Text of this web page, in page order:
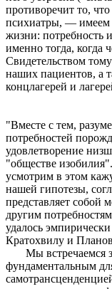
противоречит то,
психиатры, — имеем
жизни: потребность
именно тогда, когда
Свидетельством
наших пациентов, а
концлагерей и
"Вместе с тем,
потребностей
удовлетворение
"обществе
усмотрим в этом
нашей гипотезы,
представляет собой
другим
удалось
Кратохвилу и
Мы встречаемся
фундаментальным